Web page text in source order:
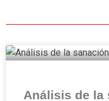
Análisis de la